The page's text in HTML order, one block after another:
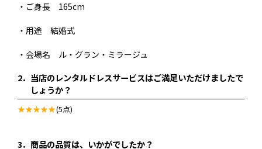
・ご身長 165cm
・用途 結婚式
・会場名 ル・グラン・ミラージュ
2． 当店のレンタルドレスサービスはご満足いただけましたで
しょうか？
(5点)
3． 商品の品質は、いかがでしたか？